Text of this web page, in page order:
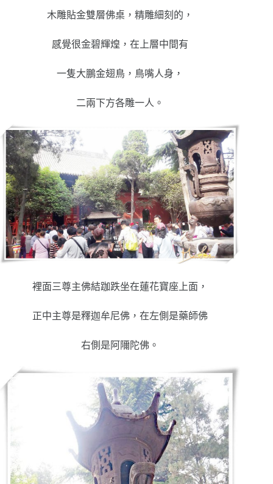
木雕貼金雙層佛桌，精雕細刻的，
感覺很金碧輝煌，在上層中間有
一隻大鵬金翅鳥，鳥嘴人身，
二兩下方各雕一人。
裡面三尊主佛結跏跌坐在蓮花寶座上面，
正中主尊是釋迦牟尼佛，在左側是藥師佛
右側是阿隬陀佛。